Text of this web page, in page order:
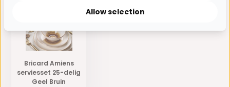
Bricard Amiens
serviesset 25-delig
Geel Bruin
Allow selection